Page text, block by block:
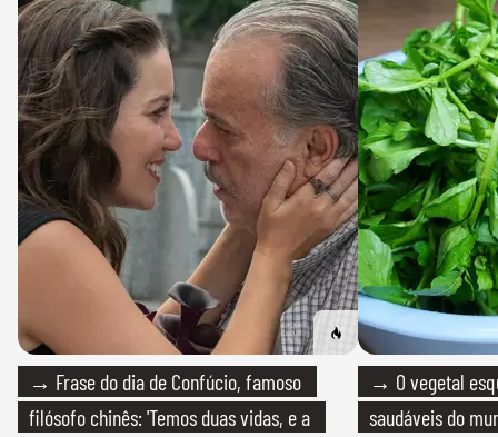
→ Frase do dia de Confúcio, famoso
filósofo chinês: 'Temos duas vidas, e a
→ O vegetal
saudáveis do